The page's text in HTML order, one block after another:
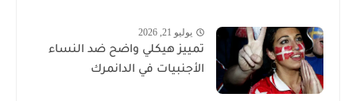
يوليو 21, 2026
تمييز هيكلي واضح ضد النساء
الأجنبيات في الدانمرك